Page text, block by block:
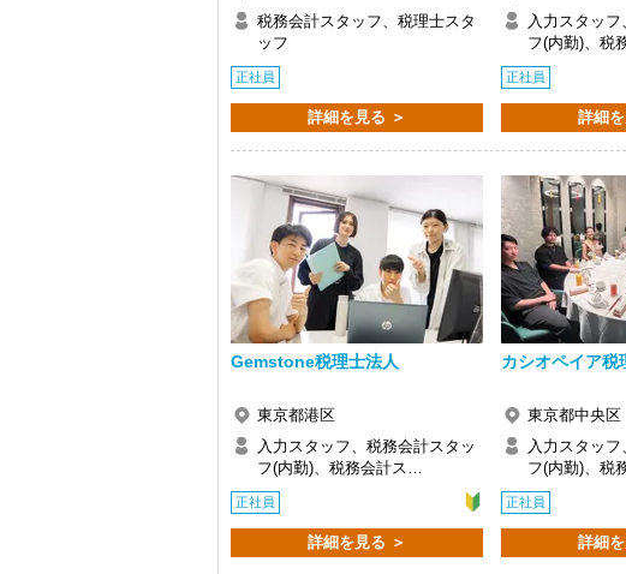
A. 幅広い業務を経験できる点に魅力を感じ、入所を
Q. 実際に働いてみてどうですか？
A. さまざまな業務を任せてもらえるので、以前より
Q. 職場の雰囲気は？
A. 上司や先輩に相談しやすく、風通しの良い職場だ
＜求める人材＞
・税務経験を活かして成長したい方
・キャリアアップ志向のある方
・主体的に業務を進められる方
・顧客対応や提案業務に挑戦したい方
・資産税など専門性を高めたい方
・将来的にマネジメントに関わりたい方
＜まずはカジュアル面談へ＞
・仕事内容やキャリアを相談可
・ざっくばらんに質問OK
・納得後に選考へ進めます
・入社時期は柔軟に対応
・半年～1年の調整も可能
まずはカジュアル面談からでも歓迎です
「応募する」からお気軽にご連絡ください。
税務会計スタッフ、税理士スタ
ッフ
正社員
詳細を見る ＞
入力スタッ
フ(内勤)、税
正社員
詳細
Gemstone税理士法人
東京都港区
入力スタッフ、税務会計スタッ
フ(内勤)、税務会計ス…
正社員
詳細を見る ＞
カシオペイア税
東京都中央区
入力スタッ
フ(内勤)、税
正社員
詳細